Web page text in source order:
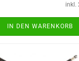
inkl.
IN DEN WARENKORB